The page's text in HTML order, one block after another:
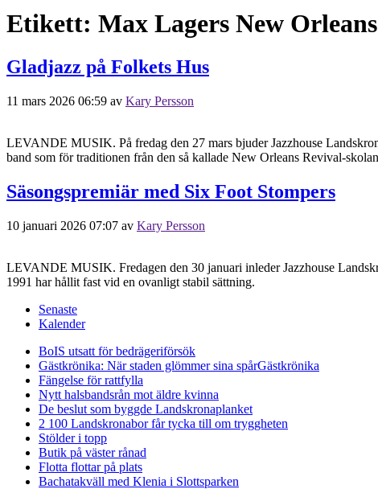
Etikett: Max Lagers New
Gladjazz på Folkets Hus
11 mars 2026 06:59 av Kary Persson
LEVANDE MUSIK. På fredag den 27 mars bjuder Jazzhouse
band som för traditionen från den så kallade New Orleans Revival-
Säsongspremiär med Six Foot Stompers
10 januari 2026 07:07 av Kary Persson
LEVANDE MUSIK. Fredagen den 30 januari inleder Jazzhouse
1991 har hållit fast vid en ovanligt stabil sättning.
Senaste
Kalender
BoIS utsatt för bedrägeriförsök
Gästkrönika: När staden glömmer sina spårGästkrönika
Fängelse för rattfylla
Nytt halsbandsrån mot äldre kvinna
De beslut som byggde Landskronaplanket
2 100 Landskronabor får tycka till om tryggheten
Stölder i topp
Butik på väster rånad
Flotta flottar på plats
Bachatakväll med Klenia i Slottsparken